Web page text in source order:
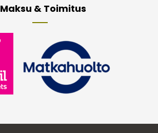
Maksu & Toimitus